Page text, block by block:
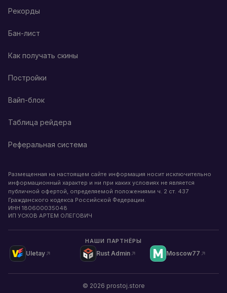
Рекорды
Бан-лист
Как получать скины
Постройки
Вайп-блок
Таблица рейдера
Реферальная система
Размещенная на настоящем сайте информация носит исключительно
информационный характер и ни при каких условиях не является
публичной офертой, определяемой положениями ч. 2 ст. 437
Гражданского кодекса Российской Федерации.
ИНН 180600035048
ИП УСКОВ АРТЕМ ОЛЕГОВИЧ
НАШИ ПАРТНЁРЫ
Uletay Rust Admin Moscow77
© 2026 prostoj.store